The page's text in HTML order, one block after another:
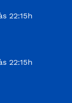
22:15h
22:15h